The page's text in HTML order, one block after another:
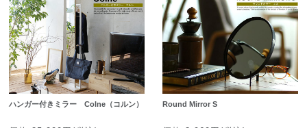
ハンガー付きミラー Colne（コルン） Round Mirror S